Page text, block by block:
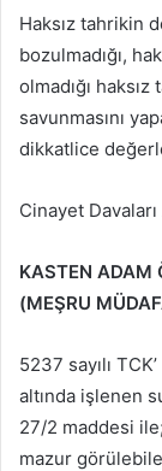
Haksız tahrikin
bozulmadığı,
olmadığı
savunmasını
dikkatlice
Cinayet Davaları
KASTEN ADAM
(MEŞRU
5237 sayılı
altında işlenen
27/2 maddesi ile;
mazur